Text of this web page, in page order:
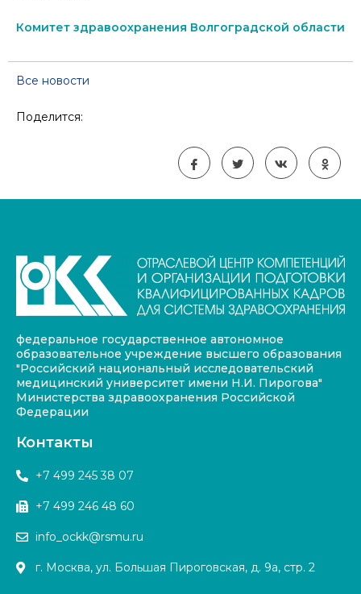
Комитет здравоохранения Волгоградской области
Все новости
Поделится:
федеральное государственное автономное
образовательное учреждение высшего образования
"Российский национальный исследовательский
медицинский университет имени Н.И. Пирогова"
Министерства здравоохранения Российской
Федерации
Контакты
+7 499 245 38 07
+7 499 246 48 60
info_ockk@rsmu.ru
г. Москва, ул. Большая Пироговская, д. 9а, стр. 2